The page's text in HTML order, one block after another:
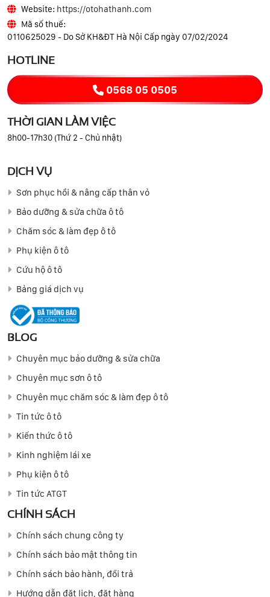
Website: https://otohathanh.com
Mã số thuế:
0110625029 - Do Sở KH&ĐT Hà Nội Cấp ngày 07/02/2024
HOTLINE
0568 05 0505
THỜI GIAN LÀM VIỆC
8h00-17h30 (Thứ 2 - Chủ nhật)
DỊCH VỤ
Sơn phục hồi & nâng cấp thân vỏ
Bảo dưỡng & sửa chữa ô tô
Chăm sóc & làm đẹp ô tô
Phụ kiện ô tô
Cứu hộ ô tô
Bảng giá dịch vụ
BLOG
Chuyên mục bảo dưỡng & sửa chữa
Chuyên mục sơn ô tô
Chuyên mục chăm sóc & làm đẹp ô tô
Tin tức ô tô
Kiến thức ô tô
Kinh nghiệm lái xe
Phụ kiện ô tô
Tin tức ATGT
CHÍNH SÁCH
Chính sách chung công ty
Chính sách bảo mật thông tin
Chính sách bảo hành, đổi trả
Hướng dẫn đặt lịch, đặt hàng